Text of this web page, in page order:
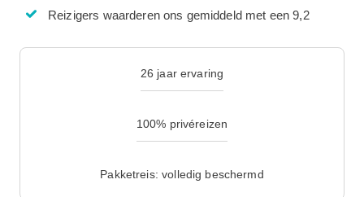
Reizigers waarderen ons gemiddeld met een 9,2
26 jaar ervaring
100% privéreizen
Pakketreis: volledig beschermd